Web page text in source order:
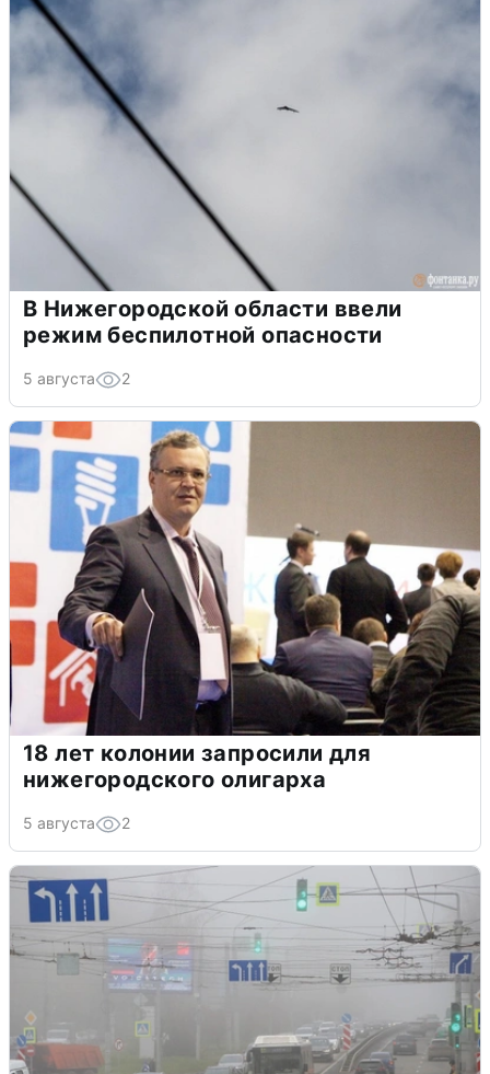
В Нижегородской области ввели
режим беспилотной опасности
5 августа 2
18 лет колонии запросили для
нижегородского олигарха
5 августа 2